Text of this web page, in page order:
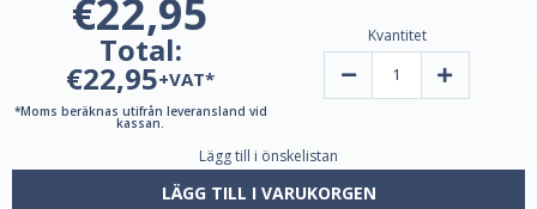
€22,95
Total:
€22,95+VAT*
*Moms beräknas utifrån leveransland vid
kassan.
Kvantitet
Minska
180
veganska
Öka
veganska
Lägg till i önskelistan
LÄGG TILL I VARUKORGEN